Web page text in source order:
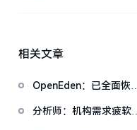
相关文章
OpenEden：已全面恢复
核心系统安全
分析师：机构需求疲软叠